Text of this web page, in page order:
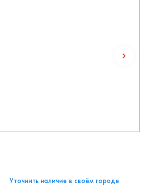
Уточнить наличие в своём городе